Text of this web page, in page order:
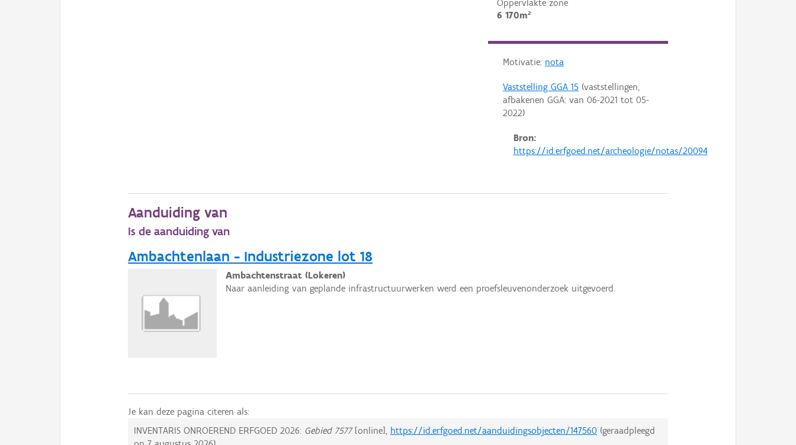
Oppervlakte zone
6 170m²
Motivatie: nota
Vaststelling GGA 15 (vaststellingen,
afbakenen GGA: van 06-2021 tot 05-
2022)
Bron:
https://id.erfgoed.net/archeologie/notas/20094
Aanduiding van
Is de aanduiding van
Ambachtenlaan - Industriezone lot 18
Ambachtenstraat (Lokeren)
Naar aanleiding van geplande infrastructuurwerken werd een proefsleuvenonderzoek uitgevoerd.
Je kan deze pagina citeren als:
INVENTARIS ONROEREND ERFGOED 2026: Gebied 7577[online], https://id.erfgoed.net/aanduidingsobjecten/147560 (geraadpleegd